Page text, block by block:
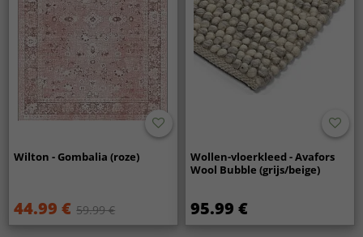
Wilton - Gombalia (roze)
44.99 € 59.99 €
Wollen-vloerkleed - Avafors
Wool Bubble (grijs/beige)
95.99 €